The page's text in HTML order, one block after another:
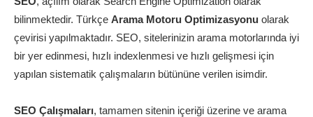
bilinmektedir. Türkçe Arama Motoru Optimizasyonu olarak
çevirisi yapılmaktadır. SEO, sitelerinizin arama motorlarında iyi
bir yer edinmesi, hızlı indexlenmesi ve hızlı gelişmesi için
yapılan sistematik çalışmaların bütününe verilen isimdir.
SEO Çalışmaları, tamamen sitenin içeriği üzerine ve arama